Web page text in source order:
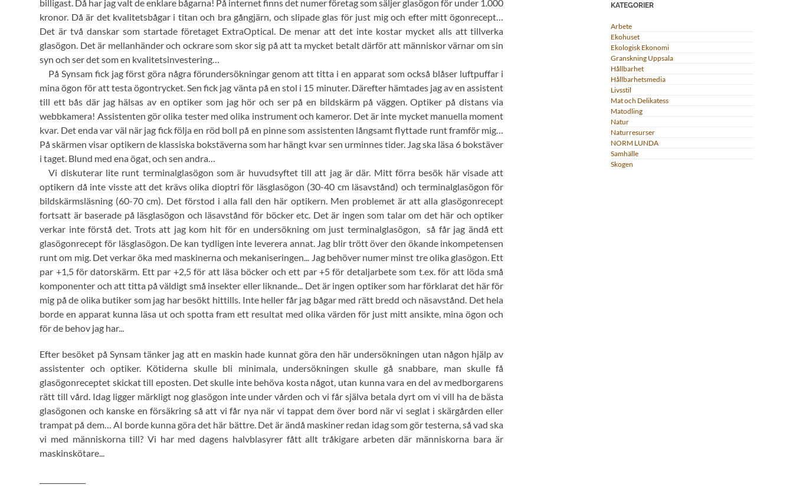
billigast. Då har jag valt de enklare bågarna! På internet finns det numer företag som säljer glasögon för under 1.000
kronor. Då är det kvalitetsbågar i titan och bra gångjärn, och slipade glas för just mig och efter mitt ögonrecept…
Det är två danskar som startade företaget ExtraOptical. De menar att det inte kostar mycket alls att tillverka
glasögon. Det är mellanhänder och ockrare som skor sig på att ta mycket betalt därför att människor värnar om sin
syn och ser det som en kvalitetsinvestering…
På Synsam fick jag först göra några förundersökningar genom att titta i en apparat som också blåser luftpuffar i
mina ögon för att testa ögontrycket. Sen fick jag vänta på en stol i 15 minuter. Därefter hämtades jag av en assistent
till ett bås där jag hälsas av en optiker som jag hör och ser på en bildskärm på väggen. Optiker på distans via
webbkamera! Assistenten gör olika tester med olika instrument och kameror. Det är inte mycket manuella moment
kvar. Det enda var väl när jag fick följa en röd boll på en pinne som assistenten långsamt flyttade runt framför mig…
På skärmen visar optikern de klassiska bokstäverna som har hängt kvar sen urminnes tider. Jag ska läsa 6 bokstäver
i taget. Blund med ena ögat, och sen andra…
Vi diskuterar lite runt terminalglasögon som är huvudsyftet till att jag är där. Mitt förra besök här visade att
optikern då inte visste att det krävs olika dioptri för läsglasögon (30-40 cm läsavstånd) och terminalglasögon för
bildskärmsläsning (60-70 cm). Det förstod i alla fall den här optikern. Men problemet är att alla glasögonrecept
fortsatt är baserade på läsglasögon och läsavstånd för böcker etc. Det är ingen som talar om det här och optiker
verkar inte förstå det. Trots att jag kom hit för en undersökning om just terminalglasögon, så får jag ändå ett
glasögonrecept för läsglasögon. De kan tydligen inte leverera annat. Jag blir trött över den ökande inkompetensen
runt om mig. Det verkar öka med maskinerna och mekaniseringen... Jag behöver numer minst tre olika glasögon. Ett
par +1,5 för datorskärm. Ett par +2,5 för att läsa böcker och ett par +5 för detaljarbete som t.ex. för att löda små
komponenter och att titta på väldigt små insekter eller liknande... Det är ingen optiker som har förklarat det här för
mig på de olika butiker som jag har besökt hittills. Inte heller får jag bågar med rätt bredd och näsavstånd. Det hela
borde en apparat kunna läsa ut och spotta fram ett resultat med olika värden för just mitt ansikte, mina ögon och
för de behov jag har...
Efter besöket på Synsam tänker jag att en maskin hade kunnat göra den här undersökningen utan någon hjälp av
assistenter och optiker. Kötiderna skulle bli minimala, undersökningen skulle gå snabbare, man skulle få
glasögonreceptet skickat till eposten. Det skulle inte behöva kosta något, utan kunna vara en del av medborgarens
rätt till vård. Idag ligger märkligt nog glasögon inte under vården och vi får själva betala dyrt om vi vill ha de bästa
glasögonen och kanske en försäkring så att vi får nya när vi tappat dem över bord när vi seglat i skärgården eller
trampat på dem… AI borde kunna göra det här bättre. Det är ändå maskiner redan idag som gör testerna, så vad ska
vi med människorna till? Vi har med dagens halvblasyrer fått allt tråkigare arbeten där människorna bara är
maskinskötare...
KATEGORIER
Arbete
Ekohuset
Ekologisk Ekonomi
Granskning Uppsala
Hållbarhet
Hållbarhetsmedia
Livsstil
Mat och Delikatess
Matodling
Natur
Naturresurser
NORM LUNDA
Samhälle
Skogen